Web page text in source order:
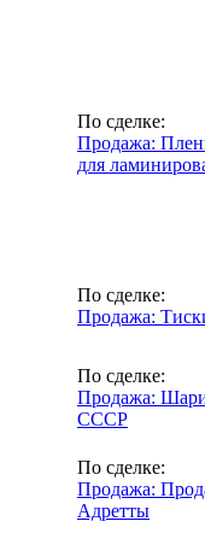
По сделке:
Продажа:
для
По сделке:
Продажа:
По сделке:
Продажа:
СССР
По сделке:
Продажа:
Адретты